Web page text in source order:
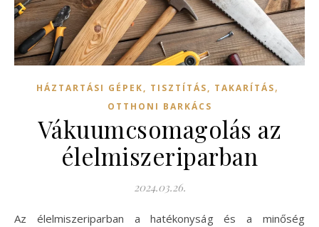
HÁZTARTÁSI GÉPEK, TISZTÍTÁS, TAKARÍTÁS,
OTTHONI BARKÁCS
Vákuumcsomagolás az
élelmiszeriparban
2024.03.26.
Az élelmiszeriparban a hatékonyság és a minőség